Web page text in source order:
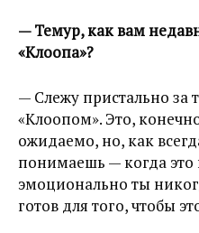
— Темур, как вам
«Клоопа»?
— Слежу пристально за
«Клоопом». Это,
ожидаемо, но, как
понимаешь — когда это
эмоционально ты
готов для того, чтобы